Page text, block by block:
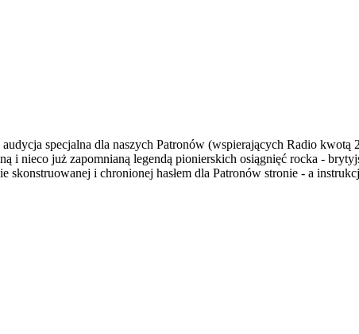
specjalna dla naszych Patronów (wspierających Radio kwotą
i nieco już zapomnianą legendą pionierskich osiągnięć rocka -
i chronionej hasłem dla Patronów stronie - a